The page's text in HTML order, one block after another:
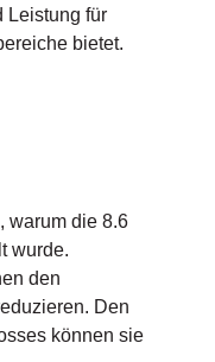
Leistung für
bietet.
warum die 8.6
wurde.
den
Den
können sie